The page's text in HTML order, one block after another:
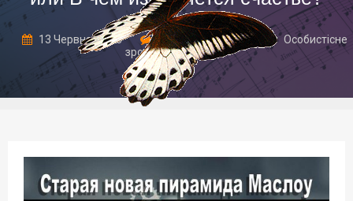
13 Червня, 2018 Leave a comment
Особистісне
зростання та інсайт